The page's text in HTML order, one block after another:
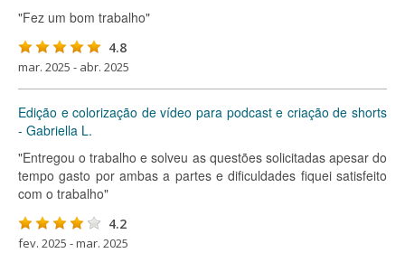
"Fez um bom trabalho"
4.8
mar. 2025 - abr. 2025
Edição e colorização de vídeo para podcast e criação de shorts
- Gabriella L.
"Entregou o trabalho e solveu as questões solicitadas apesar do
tempo gasto por ambas a partes e dificuldades fiquei satisfeito
com o trabalho"
4.2
fev. 2025 - mar. 2025